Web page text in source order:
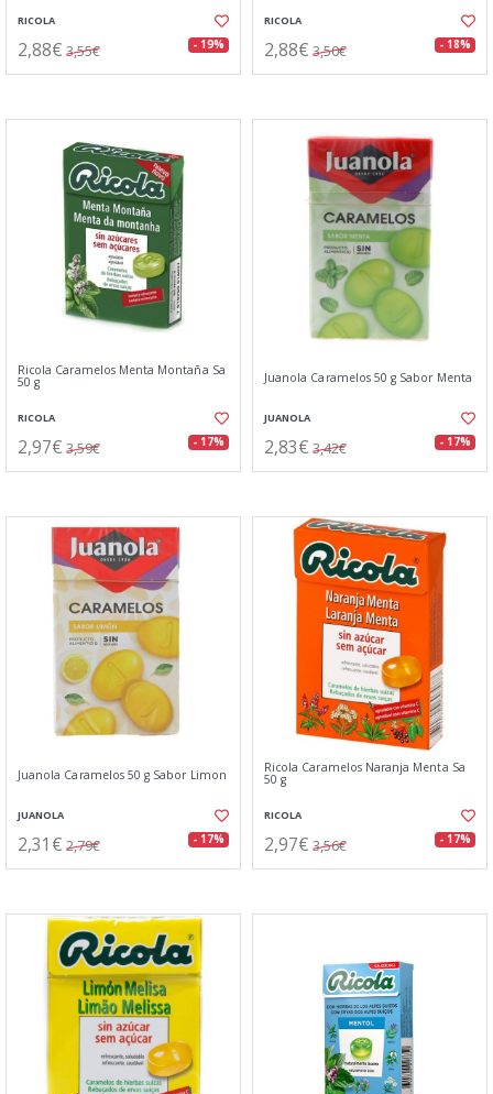
RICOLA
2,88€ 3,55€ - 19%
RICOLA
2,88€ 3,50€ - 18%
Ricola Caramelos Menta Montaña Sa
50 g
RICOLA
2,97€ 3,59€ - 17%
Juanola Caramelos 50 g Sabor Menta
JUANOLA
2,83€ 3,42€ - 17%
Juanola Caramelos 50 g Sabor Limon
JUANOLA
2,31€ 2,79€ - 17%
Ricola Caramelos Naranja Menta Sa
50 g
RICOLA
2,97€ 3,56€ - 17%